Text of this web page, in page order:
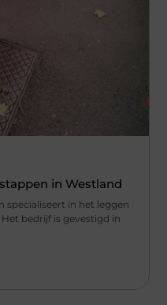
in Westland
specialiseert in het leggen
bedrijf is gevestigd in